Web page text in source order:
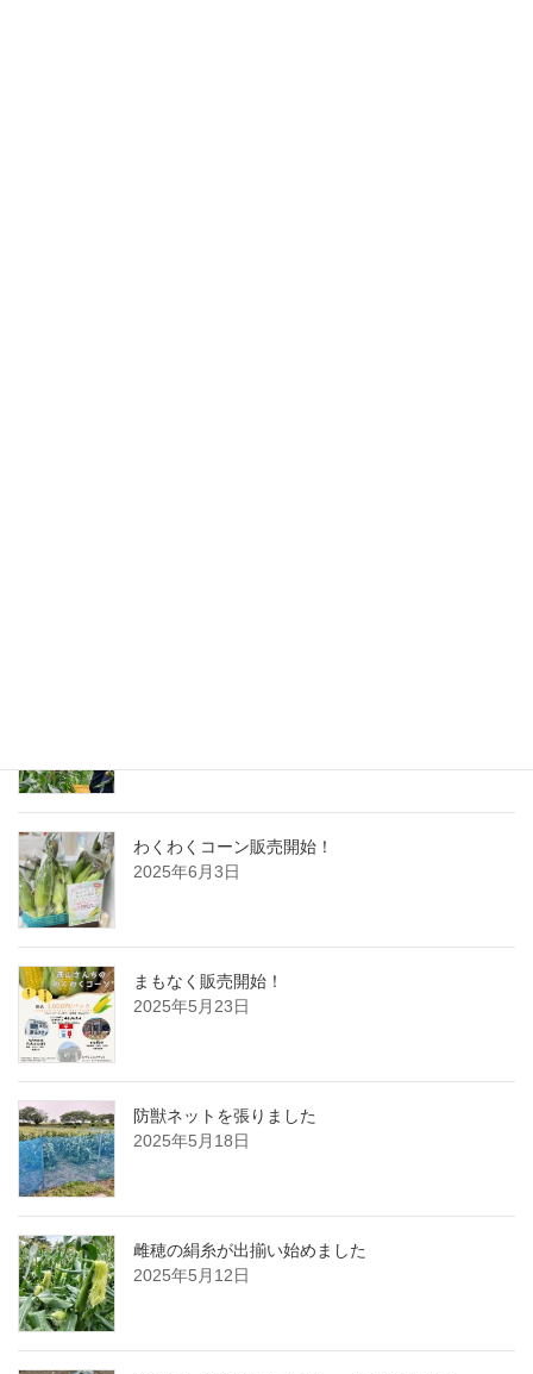
わくわくコーン販売開始！
2025年6月3日
まもなく販売開始！
2025年5月23日
防獣ネットを張りました
2025年5月18日
雌穂の絹糸が出揃い始めました
2025年5月12日